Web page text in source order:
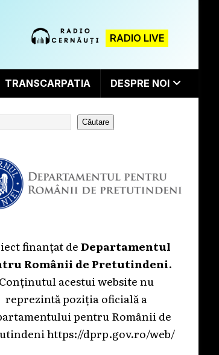
RADIO LIVE
TRANSCARPATIA DESPRE NOI
Căutare
finanțat deDepartamentul
Românii de Pretutindeni.
Conținutul acestui website nu
reprezintă poziția oficială a
pentru Românii de
https://dprp.gov.ro/web/